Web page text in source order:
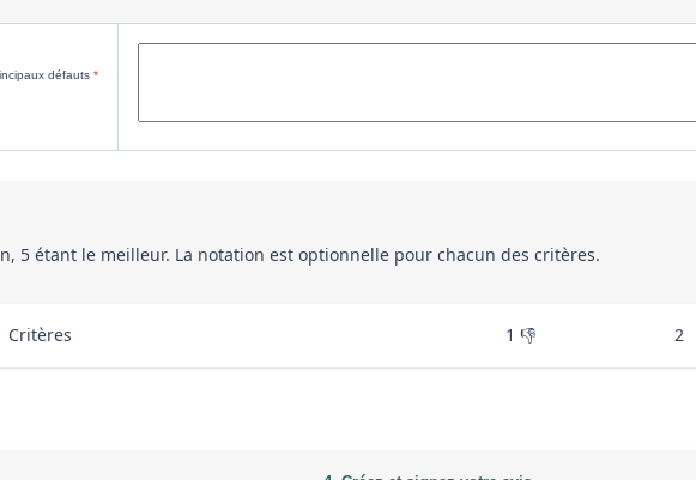
défauts *
5 étant le meilleur. La notation est optionnelle pour chacun des critères.
Critères 1 👎 2